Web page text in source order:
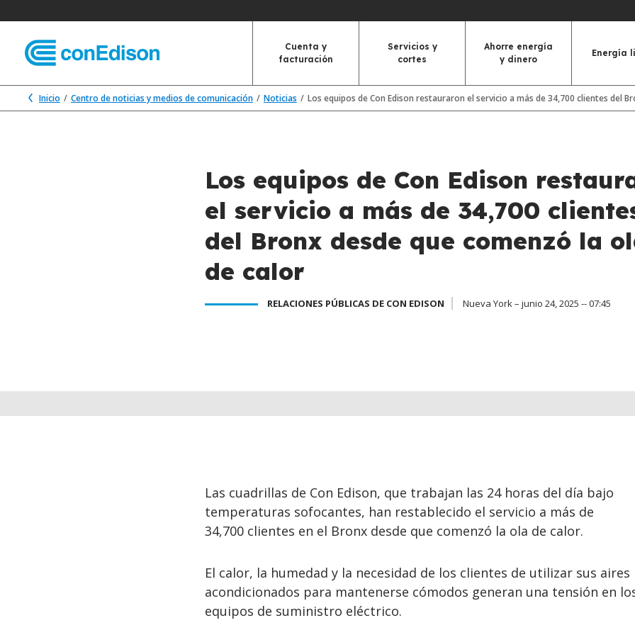
Cuenta y
facturación
Servicios y
cortes
Ahorre energía
y dinero
Energía
Inicio Centro de noticias y medios de comunicación Noticias Los equipos de Con Edison restauraron el servicio a más de 34,700 clientes del
Los equipos de Con Edison
el servicio a más de 34,700
del Bronx desde que comenzó la
de calor
RELACIONES PÚBLICAS DE CON EDISON Nueva York – junio 24, 2025 -- 07:45
Las cuadrillas de Con Edison, que trabajan las 24 horas del día bajo
temperaturas sofocantes, han restablecido el servicio a más de
34,700 clientes en el Bronx desde que comenzó la ola de calor.
El calor, la humedad y la necesidad de los clientes de utilizar sus aires
acondicionados para mantenerse cómodos generan una tensión en
equipos de suministro eléctrico.